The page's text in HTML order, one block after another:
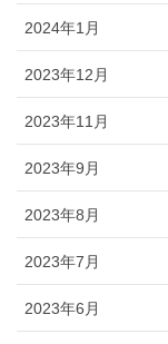
2024年1月
2023年12月
2023年11月
2023年9月
2023年8月
2023年7月
2023年6月